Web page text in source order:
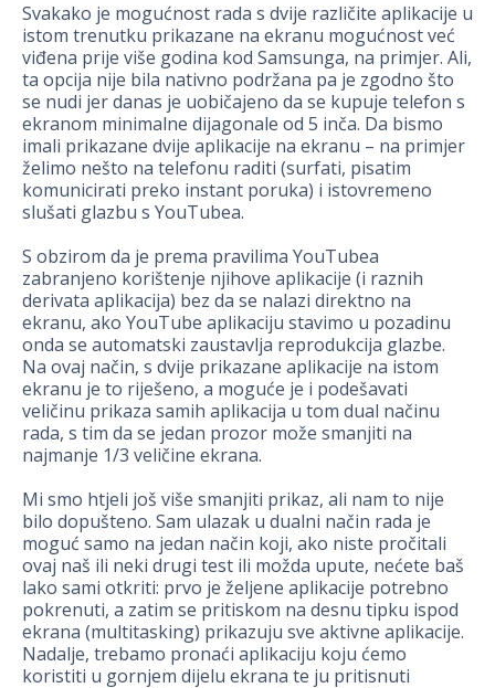
Svakako je mogućnost rada s dvije različite aplikacije u
istom trenutku prikazane na ekranu mogućnost već
viđena prije više godina kod Samsunga, na primjer. Ali,
ta opcija nije bila nativno podržana pa je zgodno što
se nudi jer danas je uobičajeno da se kupuje telefon s
ekranom minimalne dijagonale od 5 inča. Da bismo
imali prikazane dvije aplikacije na ekranu – na primjer
želimo nešto na telefonu raditi (surfati, pisatim
komunicirati preko instant poruka) i istovremeno
slušati glazbu s YouTubea.
S obzirom da je prema pravilima YouTubea
zabranjeno korištenje njihove aplikacije (i raznih
derivata aplikacija) bez da se nalazi direktno na
ekranu, ako YouTube aplikaciju stavimo u pozadinu
onda se automatski zaustavlja reprodukcija glazbe.
Na ovaj način, s dvije prikazane aplikacije na istom
ekranu je to riješeno, a moguće je i podešavati
veličinu prikaza samih aplikacija u tom dual načinu
rada, s tim da se jedan prozor može smanjiti na
najmanje 1/3 veličine ekrana.
Mi smo htjeli još više smanjiti prikaz, ali nam to nije
bilo dopušteno. Sam ulazak u dualni način rada je
moguć samo na jedan način koji, ako niste pročitali
ovaj naš ili neki drugi test ili možda upute, nećete baš
lako sami otkriti: prvo je željene aplikacije potrebno
pokrenuti, a zatim se pritiskom na desnu tipku ispod
ekrana (multitasking) prikazuju sve aktivne aplikacije.
Nadalje, trebamo pronaći aplikaciju koju ćemo
koristiti u gornjem dijelu ekrana te ju pritisnuti